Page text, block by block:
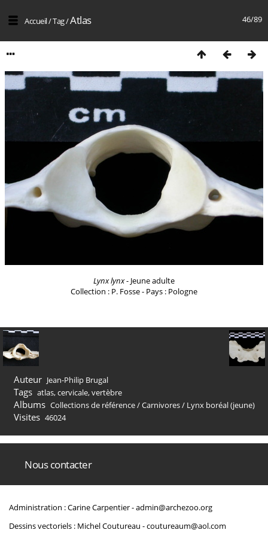
46/89
Accueil/Tag/Atlas
Lynx lynx- Jeune adulte
Collection : P. Fosse - Pays : Pologne
Auteur Jean-Philip Brugal
Tags atlas,cervicale,vertèbre
Albums Collections de référence/Carnivores/ Lynx boréal (jeune)
Visites 46024
Nous contacter
Administration : Carine Carpentier -admin@archezoo.org
Dessins vectoriels : Michel Coutureau -coutureaum@aol.com